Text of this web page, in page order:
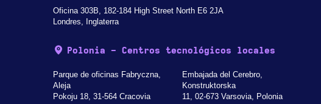
Oficina 303B, 182-184 High Street North E6 2JA
Londres, Inglaterra
Polonia - Centros tecnológicos locales
Parque de oficinas Fabryczna,
Aleja
Pokoju 18, 31-564 Cracovia
Embajada del Cerebro,
Konstruktorska
11, 02-673 Varsovia, Polonia